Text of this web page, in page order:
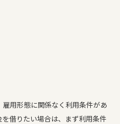
用形態に関係なく利用条件があ
借りたい場合は、まず利用条件